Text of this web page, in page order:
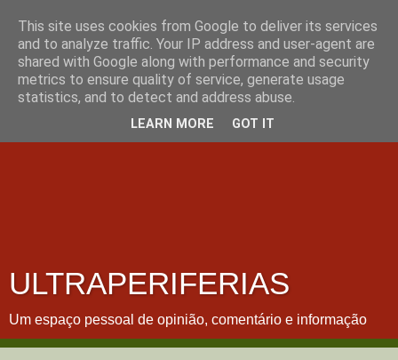
ULTRAPERIFERIAS
Um espaço pessoal de opinião, comentário e informação
This site uses cookies from Google to deliver its services
and to analyze traffic. Your IP address and user-agent are
shared with Google along with performance and security
metrics to ensure quality of service, generate usage
statistics, and to detect and address abuse.
LEARN MORE GOT IT